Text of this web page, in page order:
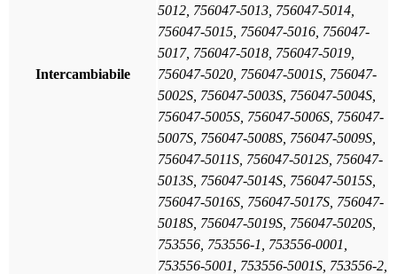
Intercambiabile
5012, 756047-5013, 756047-5014,
756047-5015, 756047-5016, 756047-
5017, 756047-5018, 756047-5019,
756047-5020, 756047-5001S, 756047-
5002S, 756047-5003S, 756047-5004S,
756047-5005S, 756047-5006S, 756047-
5007S, 756047-5008S, 756047-5009S,
756047-5011S, 756047-5012S, 756047-
5013S, 756047-5014S, 756047-5015S,
756047-5016S, 756047-5017S, 756047-
5018S, 756047-5019S, 756047-5020S,
753556, 753556-1, 753556-0001,
753556-5001, 753556-5001S, 753556-2,